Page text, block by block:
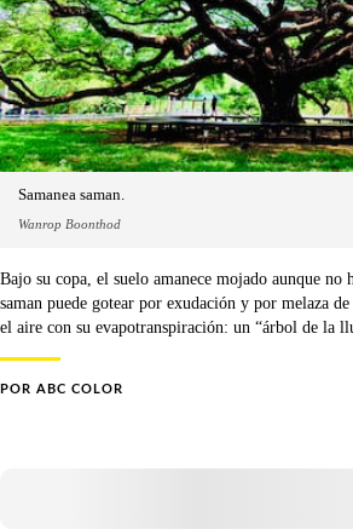
Samanea saman.
Wanrop Boonthod
Bajo su copa, el suelo amanece mojado aunque no
saman puede gotear por exudación y por melaza
el aire con su evapotranspiración: un “árbol de la
POR ABC COLOR